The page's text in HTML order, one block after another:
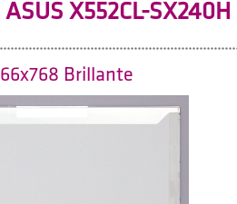
ASUS X552CL-SX240H
Brillante